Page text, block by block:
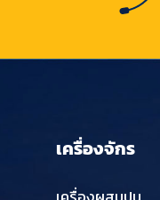
เครื่องจักร